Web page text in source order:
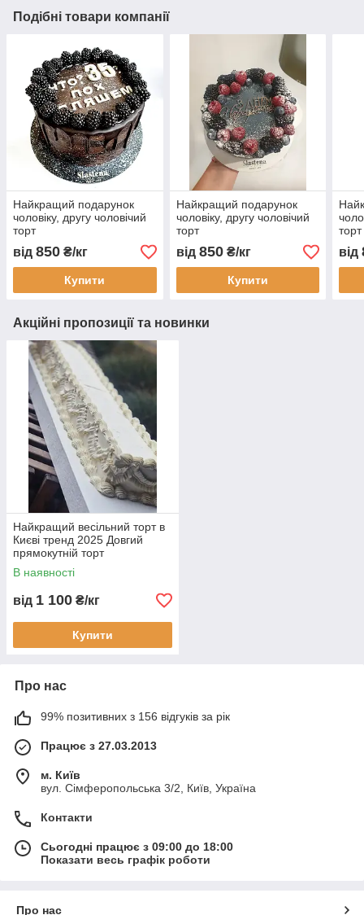
Подібні товари компанії
Найкращий подарунок
чоловіку, другу чоловічий
торт
від 850 ₴/кг
Купити
Найкращий подарунок
чоловіку, другу чоловічий
торт
від 850₴/кг
Купити
торт
від
Акційні пропозиції та новинки
Найкращий весільний торт в
Києві тренд 2025 Довгий
прямокутній торт
В наявності
від 1 100 ₴/кг
Купити
Про нас
99% позитивних з 156 відгуків за рік
Працює з 27.03.2013
м. Київ
вул. Сімферопольська 3/2, Київ, Україна
Контакти
Сьогодні працює з 09:00 до 18:00
Показати весь графік роботи
Про нас